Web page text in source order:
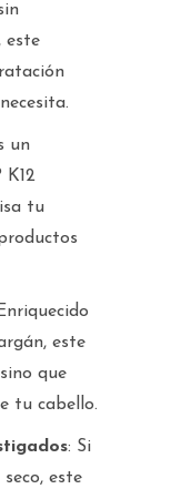
este
un
K12
tu
este
que
tu cabello.
: Si
este